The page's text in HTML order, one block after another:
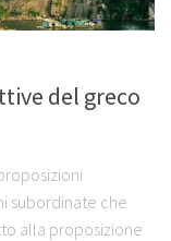
del greco
subordinate che
alla proposizione